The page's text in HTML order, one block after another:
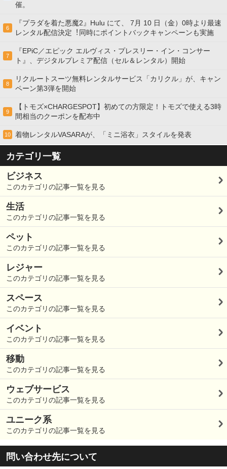
催。
6
『プラダを着た悪魔2』Hulu にて、 7⽉ 10 ⽇（金）0時より最速
レンタル配信決定︕同時にポイントバックキャンペーンも実施
7
『EPiC／エピック エルヴィス・プレスリー・イン・コンサー
ト』、デジタルプレミア配信（セル＆レンタル）開始
8
リクルートスーツ無料レンタルサービス「カリクル」が、キャン
ペーン第3弾を開始
9
【トモズ×CHARGESPOT】初めての方限定！トモズで使える3時
間相当のクーポンを配布中
10 着物レンタルVASARAが、「ミニ浴衣」スタイルを発表
カテゴリ一覧
ビジネス
このカテゴリの記事一覧を見る
生活
このカテゴリの記事一覧を見る
ペット
このカテゴリの記事一覧を見る
レジャー
このカテゴリの記事一覧を見る
スペース
このカテゴリの記事一覧を見る
イベント
このカテゴリの記事一覧を見る
移動
このカテゴリの記事一覧を見る
ウェブサービス
このカテゴリの記事一覧を見る
ユニーク系
このカテゴリの記事一覧を見る
問い合わせ先について